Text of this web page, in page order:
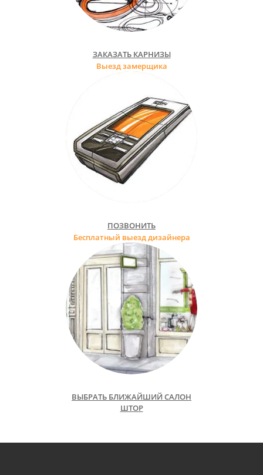
ЗАКАЗАТЬ КАРНИЗЫ
Выезд замерщика
ПОЗВОНИТЬ
Бесплатный выезд дизайнера
ВЫБРАТЬ БЛИЖАЙШИЙ САЛОН
ШТОР